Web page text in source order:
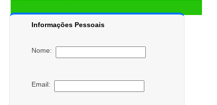
Informações Pessoais
Nome:
Email: